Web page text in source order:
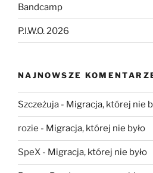
Bandcamp
P.I.W.O. 2026
NAJNOWSZE
Szczeżuja - Migracja, której nie
rozie - Migracja, której nie było
SpeX - Migracja, której nie było